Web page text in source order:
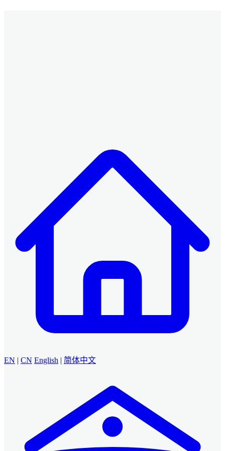
EN | CN English | 简体中文